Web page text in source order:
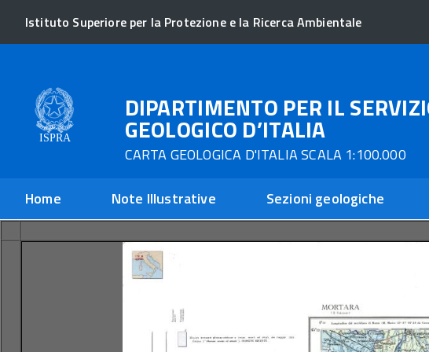
Istituto Superiore per la Protezione e la Ricerca Ambientale
DIPARTIMENTO PER IL
GEOLOGICO D’ITALIA
CARTA GEOLOGICA D'ITALIA SCALA 1:100.000
Home Note Illustrative Sezioni geologiche